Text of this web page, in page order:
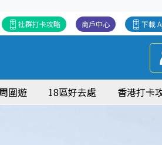
下載
商戶中心
社群打卡攻略
圍遊 18區好去處 香港打卡